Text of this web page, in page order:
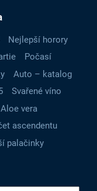
Nejlepší horory
Počasí
Auto – katalog
Svařené víno
Aloe vera
ascendentu
palačinky